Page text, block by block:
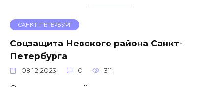
САНКТ-ПЕТЕРБУРГ
Соцзащита Невского района Санкт-
Петербурга
08.12.2023 0 311